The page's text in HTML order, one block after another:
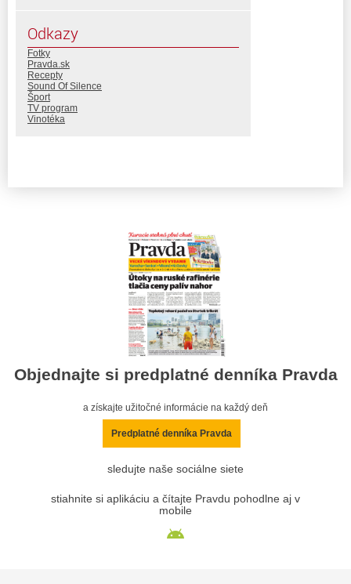
Odkazy
Fotky
Pravda.sk
Recepty
Sound Of Silence
Šport
TV program
Vinotéka
Objednajte si predplatné denníka Pravda
a získajte užitočné informácie na každý deň
Predplatné denníka Pravda
sledujte naše sociálne siete
stiahnite si aplikáciu a čítajte Pravdu pohodlne aj v
mobile